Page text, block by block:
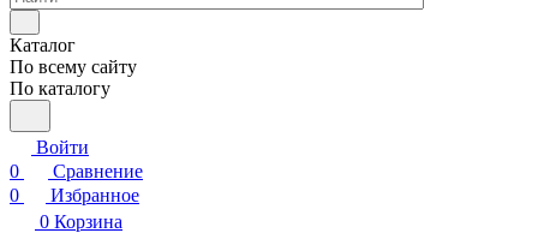
Каталог
По всему сайту
По каталогу
Войти
0
Сравнение
0
Избранное
0 Корзина